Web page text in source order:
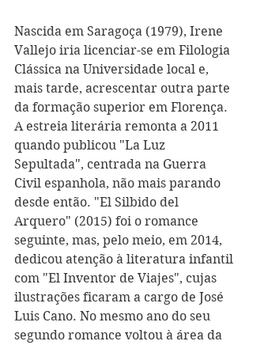
Nascida em Saragoça (1979), Irene
Vallejo iria licenciar-se em Filologia
Clássica na Universidade local e,
mais tarde, acrescentar outra parte
da formação superior em Florença.
A estreia literária remonta a 2011
quando publicou "La Luz
Sepultada", centrada na Guerra
Civil espanhola, não mais parando
desde então. "El Silbido del
Arquero" (2015) foi o romance
seguinte, mas, pelo meio, em 2014,
dedicou atenção à literatura infantil
com "El Inventor de Viajes", cujas
ilustrações ficaram a cargo de José
Luis Cano. No mesmo ano do seu
segundo romance voltou à área da